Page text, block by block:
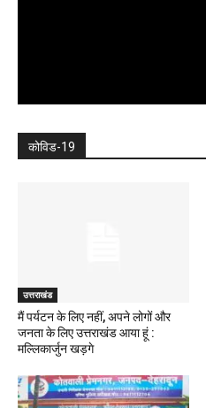
कोविड-19
उत्तराखंड
मैं पर्यटन के लिए नहीं, अपने लोगों और
जनता के लिए उत्तराखंड आया हूं :
मल्लिकार्जुन खड़गे